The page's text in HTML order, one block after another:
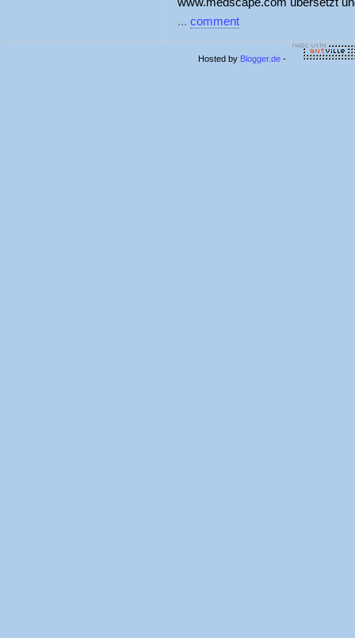
... comment
Hosted by Blogger.de -